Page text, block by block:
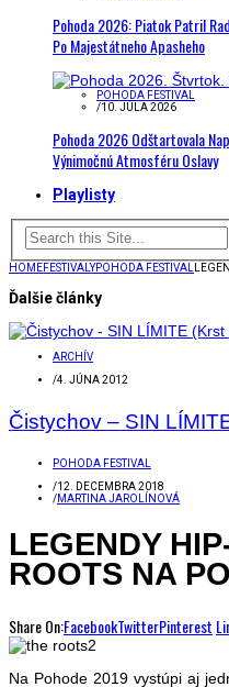
Pohoda 2026: Piatok Patril
Po Majestátneho Apasheho
POHODA FESTIVAL
/10. JÚLA 2026
Pohoda 2026 Odštartovala
Výnimočnú Atmosféru Oslavy
Playlisty
HOMEFESTIVALYPOHODA FESTIVAL
Ďalšie články
ARCHÍV
/4. JÚNA 2012
Čistychov – SIN
POHODA FESTIVAL
/12. DECEMBRA 2018
/MARTINA JAROLÍNOVÁ
LEGENDY
ROOTS NA
Share On:FacebookTwitterPinterest
Na Pohode 2019 vystúpi aj